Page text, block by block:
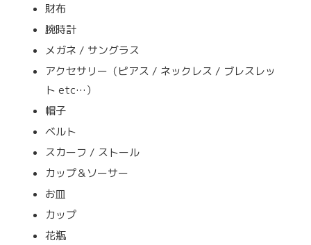
財布
腕時計
メガネ / サングラス
アクセサリー（ピアス / ネックレス / ブレスレッ
ト etc…）
帽子
ベルト
スカーフ / ストール
カップ＆ソーサー
お皿
カップ
花瓶